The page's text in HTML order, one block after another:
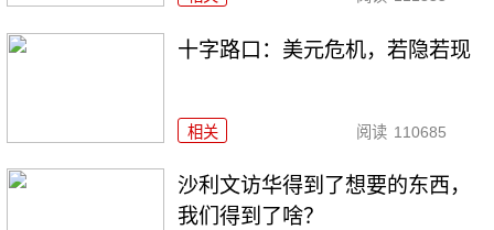
十字路口：美元危机，若隐若现
相关 阅读 110685
沙利文访华得到了想要的东西，
我们得到了啥？